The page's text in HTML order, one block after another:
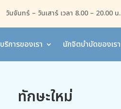
วันจันทร์ – วันเสาร์ เวลา 8.00 – 20.00 น.
บริการของเรา นักจิตบำบัดของเรา
ทักษะใหม่